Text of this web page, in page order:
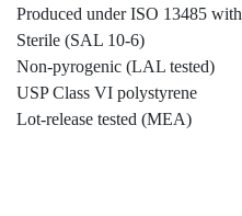
Produced under ISO 13485
Sterile (SAL 10-6)
Non-pyrogenic (LAL tested)
USP Class VI polystyrene
Lot-release tested (MEA)